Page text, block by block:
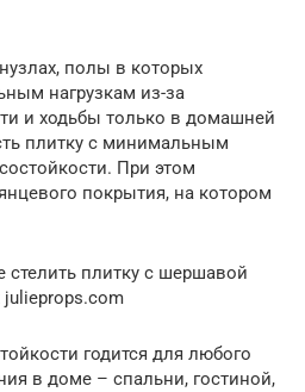
полы в которых
нагрузкам из-за
и ходьбы только в домашней
плитку с минимальным
При этом
покрытия, на котором
стелить плитку с шершавой
годится для любого
в доме – спальни, гостиной,